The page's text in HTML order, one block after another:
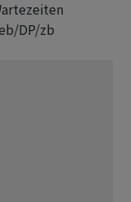
DP/zb